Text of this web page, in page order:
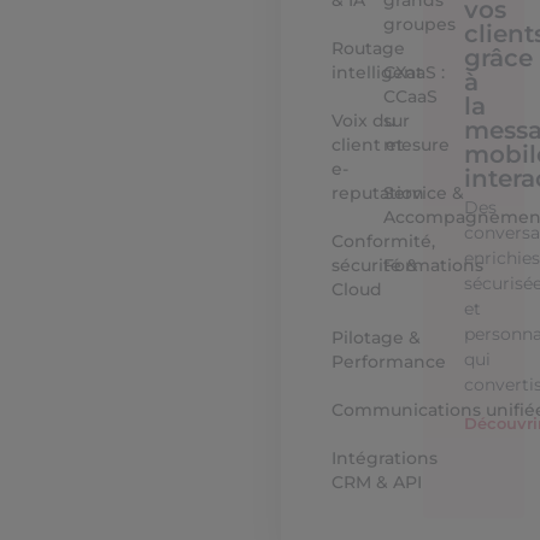
Routage
intelligent
Voix du
client et
e-
reputation
Conformité,
sécurité &
Cloud
Pilotage &
Performance
Communications
Intégrations
CRM & API
groupes
CXaaS :
CCaaS
sur
mesure
Service &
Formations
vos
grâce
à
la
Des
et
qui